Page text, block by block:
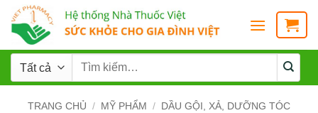
TRANG CHỦ / MỸ PHẨM / DẦU GỘI, XẢ, DƯỠNG TÓC